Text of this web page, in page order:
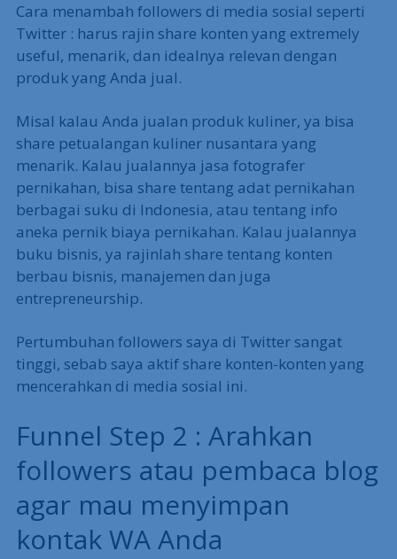
Cara menambah followers di media sosial seperti
Twitter : harus rajin share konten yang extremely
useful, menarik, dan idealnya relevan dengan
produk yang Anda jual.
Misal kalau Anda jualan produk kuliner, ya bisa
share petualangan kuliner nusantara yang
menarik. Kalau jualannya jasa fotografer
pernikahan, bisa share tentang adat pernikahan
berbagai suku di Indonesia, atau tentang info
aneka pernik biaya pernikahan. Kalau jualannya
buku bisnis, ya rajinlah share tentang konten
berbau bisnis, manajemen dan juga
entrepreneurship.
Pertumbuhan followers saya di Twitter sangat
tinggi, sebab saya aktif share konten-konten yang
mencerahkan di media sosial ini.
Funnel Step 2 : Arahkan
followers atau pembaca blog
agar mau menyimpan
kontak WA Anda